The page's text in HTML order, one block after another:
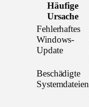
Häufige
Ursache
Fehlerhaftes
Windows-
Update
Beschädigte
Systemdateien